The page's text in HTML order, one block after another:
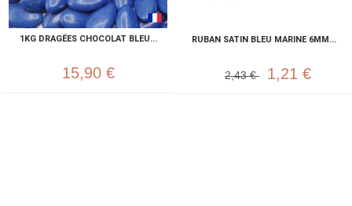
1KG DRAGÉES CHOCOLAT BLEU...
15,90 €
RUBAN SATIN BLEU MARINE 6MM...
2,43 € 1,21 €